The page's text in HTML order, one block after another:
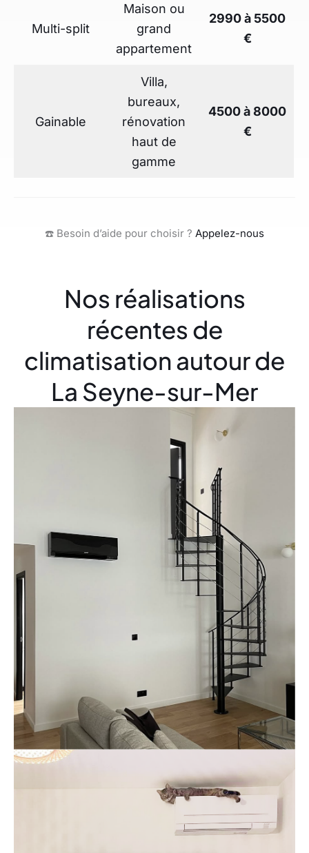
Multi-split
Maison ou
grand
appartement
2990 à 5500
€
Gainable
Villa,
bureaux,
rénovation
haut de
gamme
4500 à 8000
€
☎️ Besoin d’aide pour choisir ? Appelez-nous
Nos réalisations
récentes de
climatisation autour de
La Seyne-sur-Mer